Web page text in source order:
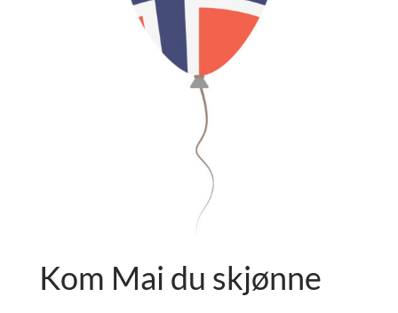
Kom Mai du skjønne